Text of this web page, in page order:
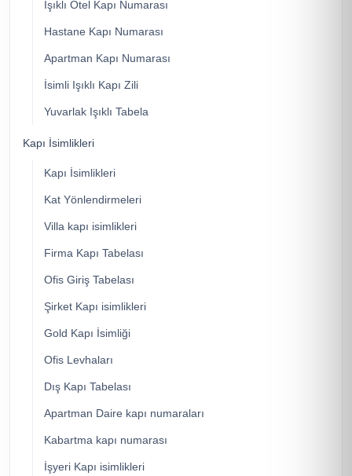
Işıklı Otel Kapı Numarası
Hastane Kapı Numarası
Apartman Kapı Numarası
İsimli Işıklı Kapı Zili
Yuvarlak Işıklı Tabela
Kapı İsimlikleri
Kapı İsimlikleri
Kat Yönlendirmeleri
Villa kapı isimlikleri
Firma Kapı Tabelası
Ofis Giriş Tabelası
Şirket Kapı isimlikleri
Gold Kapı İsimliği
Ofis Levhaları
Dış Kapı Tabelası
Apartman Daire kapı numaraları
Kabartma kapı numarası
İşyeri Kapı isimlikleri